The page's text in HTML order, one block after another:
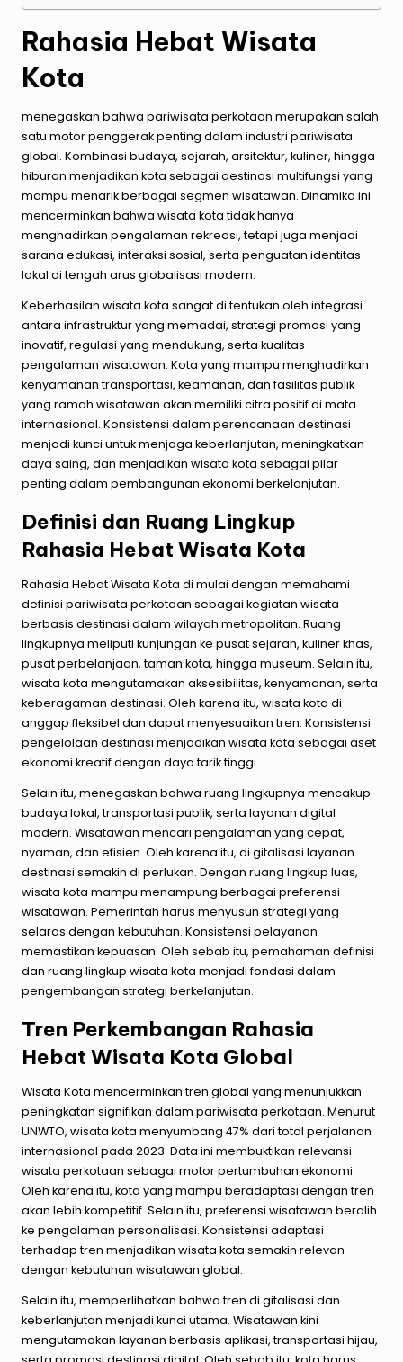
Rahasia Hebat Wisata
Kota
menegaskan bahwa pariwisata perkotaan merupakan salah
satu motor penggerak penting dalam industri pariwisata
global. Kombinasi budaya, sejarah, arsitektur, kuliner, hingga
hiburan menjadikan kota sebagai destinasi multifungsi yang
mampu menarik berbagai segmen wisatawan. Dinamika ini
mencerminkan bahwa wisata kota tidak hanya
menghadirkan pengalaman rekreasi, tetapi juga menjadi
sarana edukasi, interaksi sosial, serta penguatan identitas
lokal di tengah arus globalisasi modern.
Keberhasilan wisata kota sangat di tentukan oleh integrasi
antara infrastruktur yang memadai, strategi promosi yang
inovatif, regulasi yang mendukung, serta kualitas
pengalaman wisatawan. Kota yang mampu menghadirkan
kenyamanan transportasi, keamanan, dan fasilitas publik
yang ramah wisatawan akan memiliki citra positif di mata
internasional. Konsistensi dalam perencanaan destinasi
menjadi kunci untuk menjaga keberlanjutan, meningkatkan
daya saing, dan menjadikan wisata kota sebagai pilar
penting dalam pembangunan ekonomi berkelanjutan.
Definisi dan Ruang Lingkup
Rahasia Hebat Wisata Kota
Rahasia Hebat Wisata Kota di mulai dengan memahami
definisi pariwisata perkotaan sebagai kegiatan wisata
berbasis destinasi dalam wilayah metropolitan. Ruang
lingkupnya meliputi kunjungan ke pusat sejarah, kuliner khas,
pusat perbelanjaan, taman kota, hingga museum. Selain itu,
wisata kota mengutamakan aksesibilitas, kenyamanan, serta
keberagaman destinasi. Oleh karena itu, wisata kota di
anggap fleksibel dan dapat menyesuaikan tren. Konsistensi
pengelolaan destinasi menjadikan wisata kota sebagai aset
ekonomi kreatif dengan daya tarik tinggi.
Selain itu, menegaskan bahwa ruang lingkupnya mencakup
budaya lokal, transportasi publik, serta layanan digital
modern. Wisatawan mencari pengalaman yang cepat,
nyaman, dan efisien. Oleh karena itu, di gitalisasi layanan
destinasi semakin di perlukan. Dengan ruang lingkup luas,
wisata kota mampu menampung berbagai preferensi
wisatawan. Pemerintah harus menyusun strategi yang
selaras dengan kebutuhan. Konsistensi pelayanan
memastikan kepuasan. Oleh sebab itu, pemahaman definisi
dan ruang lingkup wisata kota menjadi fondasi dalam
pengembangan strategi berkelanjutan.
Tren Perkembangan Rahasia
Hebat Wisata Kota Global
Wisata Kota mencerminkan tren global yang menunjukkan
peningkatan signifikan dalam pariwisata perkotaan. Menurut
UNWTO, wisata kota menyumbang 47% dari total perjalanan
internasional pada 2023. Data ini membuktikan relevansi
wisata perkotaan sebagai motor pertumbuhan ekonomi.
Oleh karena itu, kota yang mampu beradaptasi dengan tren
akan lebih kompetitif. Selain itu, preferensi wisatawan beralih
ke pengalaman personalisasi. Konsistensi adaptasi
terhadap tren menjadikan wisata kota semakin relevan
dengan kebutuhan wisatawan global.
Selain itu, memperlihatkan bahwa tren di gitalisasi dan
keberlanjutan menjadi kunci utama. Wisatawan kini
mengutamakan layanan berbasis aplikasi, transportasi hijau,